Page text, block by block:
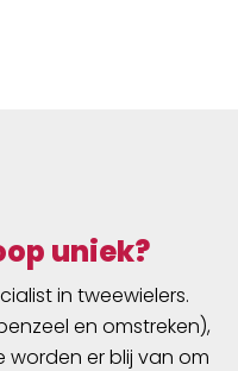
uniek?
in tweewielers.
en omstreken),
worden er blij van om